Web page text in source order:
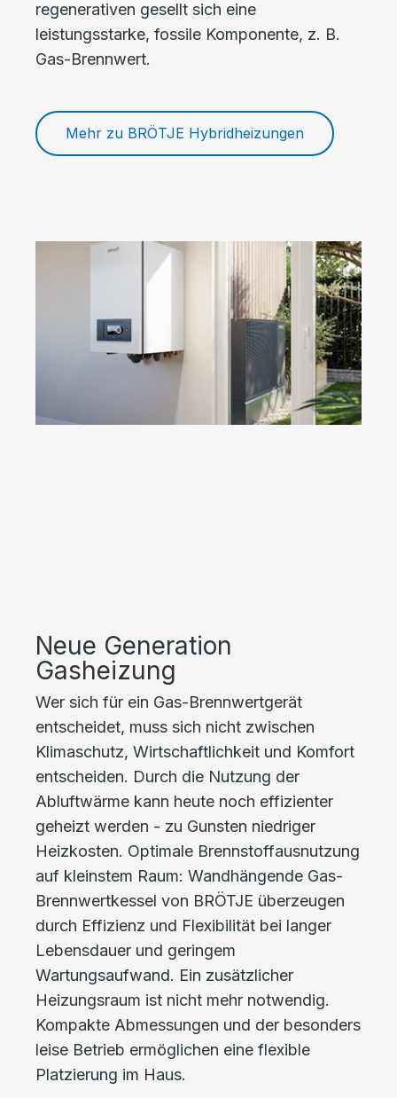
regenerativen gesellt sich eine
leistungsstarke, fossile Komponente, z. B.
Gas-Brennwert.
Mehr zu BRÖTJE Hybridheizungen
Neue Generation
Gasheizung
Wer sich für ein Gas-Brennwertgerät
entscheidet, muss sich nicht zwischen
Klimaschutz, Wirtschaftlichkeit und Komfort
entscheiden. Durch die Nutzung der
Abluftwärme kann heute noch effizienter
geheizt werden - zu Gunsten niedriger
Heizkosten. Optimale Brennstoffausnutzung
auf kleinstem Raum: Wandhängende Gas-
Brennwertkessel von BRÖTJE überzeugen
durch Effizienz und Flexibilität bei langer
Lebensdauer und geringem
Wartungsaufwand. Ein zusätzlicher
Heizungsraum ist nicht mehr notwendig.
Kompakte Abmessungen und der besonders
leise Betrieb ermöglichen eine flexible
Platzierung im Haus.